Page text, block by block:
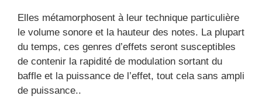
Elles métamorphosent à leur technique particulière
le volume sonore et la hauteur des notes. La plupart
du temps, ces genres d’effets seront susceptibles
de contenir la rapidité de modulation sortant du
baffle et la puissance de l’effet, tout cela sans ampli
de puissance..